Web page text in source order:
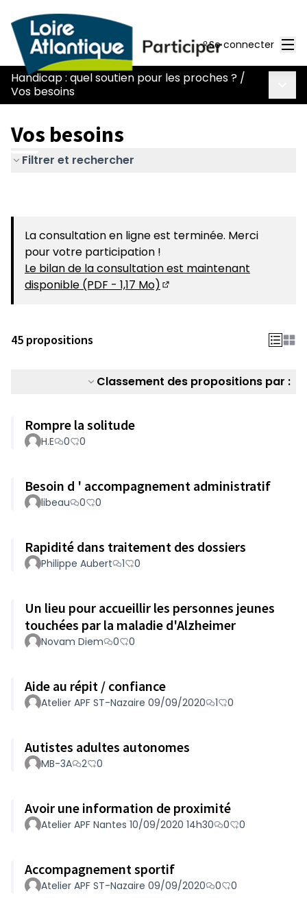
Se connecter
Handicap : quel soutien pour les proches ? /
Vos besoins
Vos besoins
Filtrer et rechercher
La consultation en ligne est terminée. Merci
pour votre participation !
Le bilan de la consultation est maintenant
disponible (PDF - 1,17 Mo)
45 propositions
Classement des propositions par :
Rompre la solitude
H.E 0 0
Besoin d ' accompagnement administratif
libeau 0 0
Rapidité dans traitement des dossiers
Philippe Aubert 1 0
Un lieu pour accueillir les personnes jeunes
touchées par la maladie d'Alzheimer
Novam Diem 0 0
Aide au répit / confiance
Atelier APF ST-Nazaire 09/09/2020 1 0
Autistes adultes autonomes
MB-3A 2 0
Avoir une information de proximité
Atelier APF Nantes 10/09/2020 14h30 0 0
Accompagnement sportif
Atelier APF ST-Nazaire 09/09/2020 0 0